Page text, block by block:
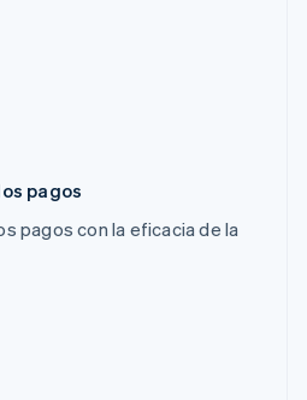
pagos
pagos con la eficacia de la